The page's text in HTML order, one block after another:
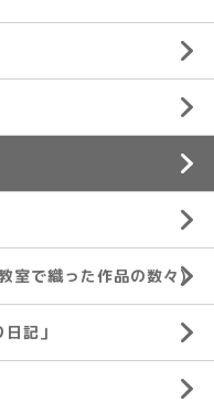
室で織った作品の数々)
記」